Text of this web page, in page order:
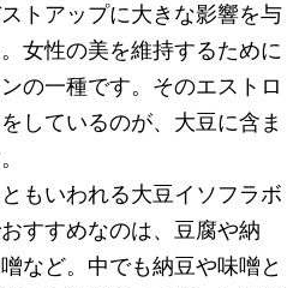
トアップに大きな影響を与
女性の美を維持するために
の一種です。そのエストロ
しているのが、大豆に含ま
もいわれる大豆イソフラボ
すすめなのは、豆腐や納
など。中でも納豆や味噌と